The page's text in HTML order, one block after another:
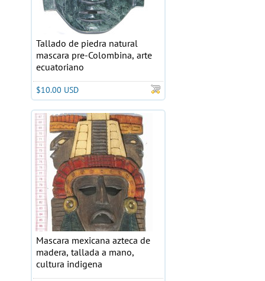
Tallado de piedra natural
mascara pre-Colombina, arte
ecuatoriano
$10.00 USD
Mascara mexicana azteca de
madera, tallada a mano,
cultura indigena